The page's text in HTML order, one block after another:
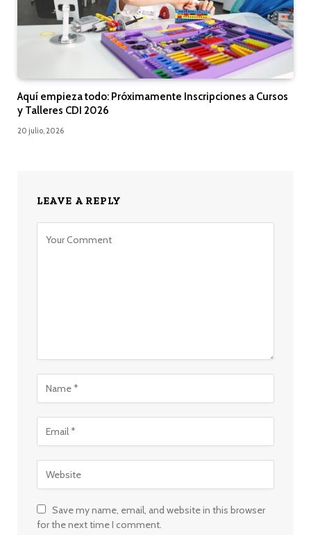
Aquí empieza todo: Próximamente Inscripciones a Cursos
y Talleres CDI 2026
20 julio, 2026
LEAVE A REPLY
Save my name, email, and website in this browser
for the next time I comment.